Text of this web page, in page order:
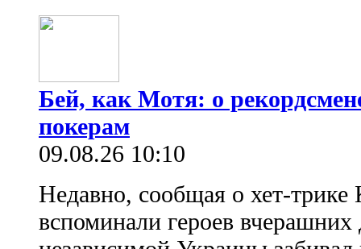
Бей, как Мотя: о
покерам
09.08.26 10:10
Недавно, сообщая о хет-
вспоминали героев